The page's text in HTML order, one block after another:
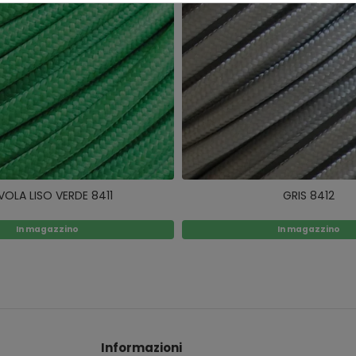
LISO VERDE 8411
In magazzino
GRIS 8412
In magazzino
Informazioni